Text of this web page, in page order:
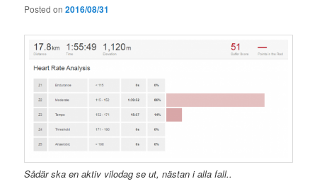
Posted on2016/08/31
Sådär ska en aktiv vilodag se ut, nästan i alla fall..